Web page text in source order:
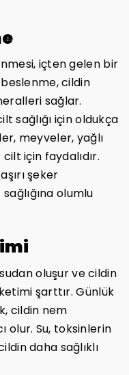
içten gelen bir
cildin
sağlar.
sağlığı için oldukça
meyveler, yağlı
için faydalıdır.
şeker
olumlu
oluşur ve cildin
şarttır. Günlük
cildin nem
olur. Su, toksinlerin
daha sağlıklı